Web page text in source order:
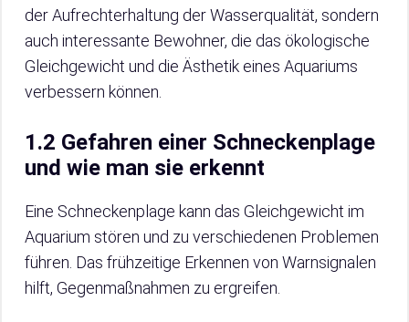
der Aufrechterhaltung der Wasserqualität, sondern
auch interessante Bewohner, die das ökologische
Gleichgewicht und die Ästhetik eines Aquariums
verbessern können.
1.2 Gefahren einer Schneckenplage
und wie man sie erkennt
Eine Schneckenplage kann das Gleichgewicht im
Aquarium stören und zu verschiedenen Problemen
führen. Das frühzeitige Erkennen von Warnsignalen
hilft, Gegenmaßnahmen zu ergreifen.